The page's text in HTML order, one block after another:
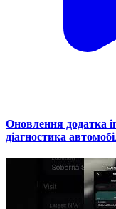
Оновлення додатка
діагностика